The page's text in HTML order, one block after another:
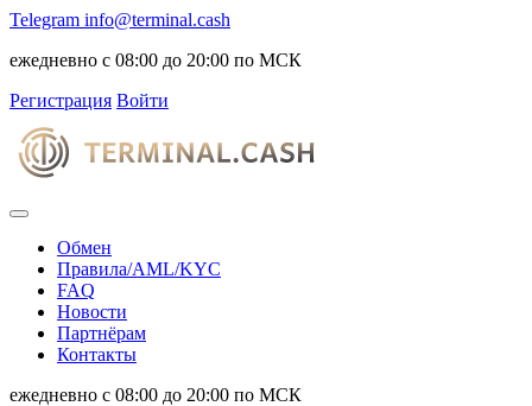
Telegram info@terminal.cash
ежедневно с 08:00 до 20:00 по МСК
Регистрация Войти
Обмен
Правила/AML/KYC
FAQ
Новости
Партнёрам
Контакты
ежедневно с 08:00 до 20:00 по МСК